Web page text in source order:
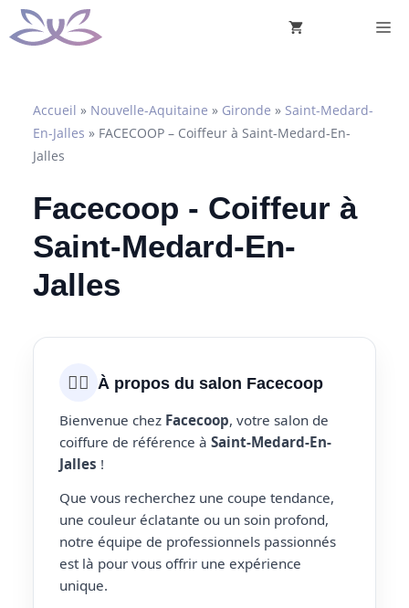
Aller
au
Accueil » Nouvelle-Aquitaine » Gironde » Saint-Medard-
En-Jalles » FACECOOP – Coiffeur à Saint-Medard-En-
Jalles
Facecoop - Coiffeur à
Saint-Medard-En-
Jalles
💇‍♀️ À propos du salon Facecoop
Bienvenue chez Facecoop, votre salon de
coiffure de référence à Saint-Medard-En-
Jalles !
Que vous recherchez une coupe tendance,
une couleur éclatante ou un soin profond,
notre équipe de professionnels passionnés
est là pour vous offrir une expérience
unique.